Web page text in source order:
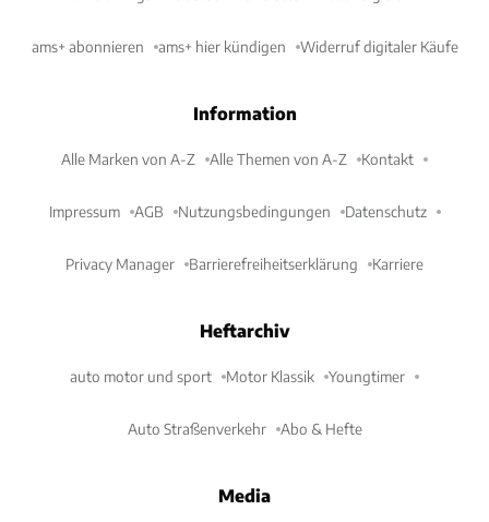
ams+ abonnieren ams+ hier kündigen Widerruf digitaler Käufe
Information
Alle Marken von A-Z Alle Themen von A-Z Kontakt
Impressum AGB Nutzungsbedingungen Datenschutz
Privacy Manager Barrierefreiheitserklärung Karriere
Heftarchiv
auto motor und sport Motor Klassik Youngtimer
Auto Straßenverkehr Abo & Hefte
Media